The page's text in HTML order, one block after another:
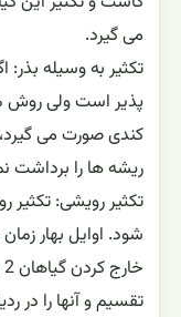
می گیرد.
تکثیر به وسیله بذر:
پذیر است ولی روش
کندی صورت می
ریشه ها را برداشت
تکثیر رویشی: تکثیر
شود. اوایل بهار